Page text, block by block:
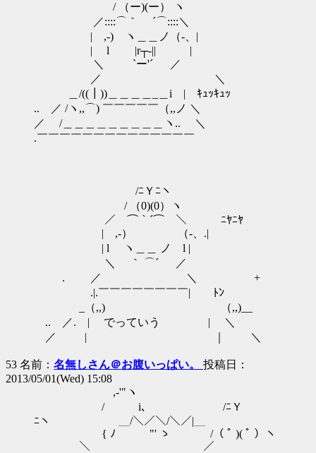
/ （ー)(ー） ヽ
／::::⌒｀ ´⌒::::＼
| ,-) ヽ＿＿ノ（-、|
| l |r┬-|| |
＼ `ー'´ ／
／ ＼
＿/((┃))＿＿＿＿_＿i | ｷｭｯｷｭｯ
.. ／ /ヽ,,⌒) ￣￣￣￣￣（,,ノ ＼
／ /＿＿＿＿＿＿＿＿＿ヽ.. ＼
.￣￣￣￣￣￣￣￣￣￣￣￣￣￣
/ﾆＹﾆヽ
/ （0)(0）ヽ
／ ⌒｀´⌒ ＼ ﾆﾔﾆﾔ
| ,-） （-、.|
| l ヽ＿＿ ノ l |
＼ ｀ ⌒´ ／
. ／ ＼ +
.|.￣￣￣￣￣￣￣￣| ﾄﾝ
_（,,) （,,)__
.. ／. | でっていう | ＼
／ | ｜ ＼
53 名前： 名無しさん＠お腹いっぱい。 投稿日：
2013/05/01(Wed) 15:08
,-'"ヽ
/ i､ /ﾆＹ
ﾆヽ ＿/＼／＼/＼／|＿
{ ﾉ "' ゝ /（ ﾟ )( ﾟ ）ヽ
＼ ／